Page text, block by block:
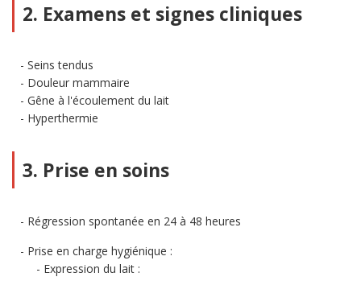
2. Examens et signes cliniques
Seins tendus
Douleur mammaire
Gêne à l'écoulement du lait
Hyperthermie
3. Prise en soins
Régression spontanée en 24 à 48 heures
Prise en charge hygiénique :
Expression du lait :